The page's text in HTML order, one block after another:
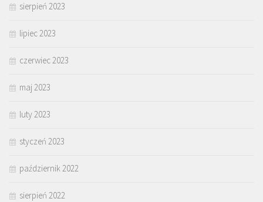
sierpień 2023
lipiec 2023
czerwiec 2023
maj 2023
luty 2023
styczeń 2023
październik 2022
sierpień 2022